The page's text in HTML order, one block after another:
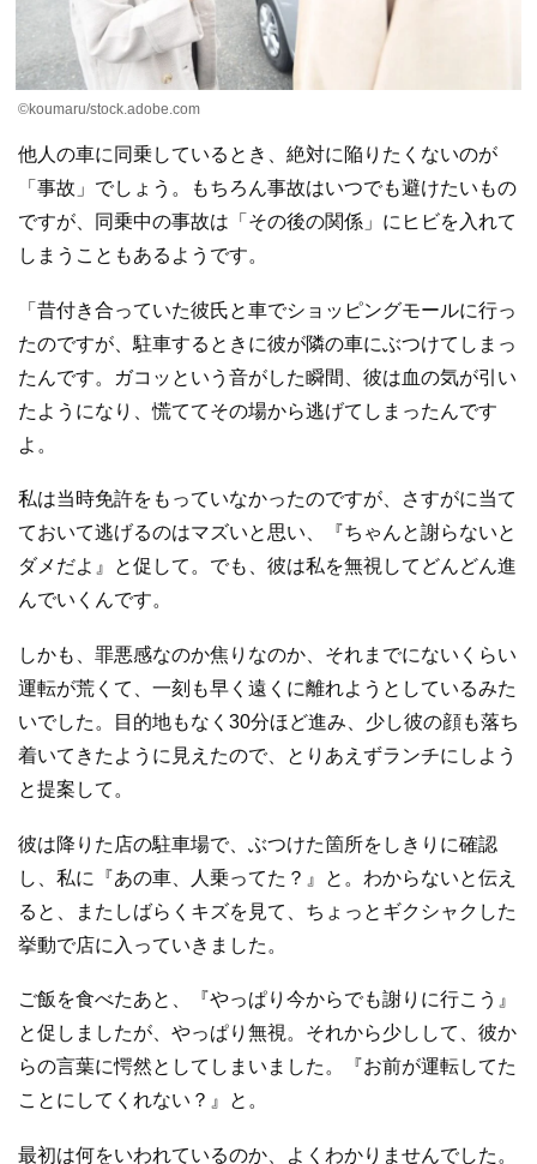
©koumaru/stock.adobe.com
他人の車に同乗しているとき、絶対に陥りたくないのが
「事故」でしょう。もちろん事故はいつでも避けたいもの
ですが、同乗中の事故は「その後の関係」にヒビを入れて
しまうこともあるようです。
「昔付き合っていた彼氏と車でショッピングモールに行っ
たのですが、駐車するときに彼が隣の車にぶつけてしまっ
たんです。ガコッという音がした瞬間、彼は血の気が引い
たようになり、慌ててその場から逃げてしまったんです
よ。
私は当時免許をもっていなかったのですが、さすがに当て
ておいて逃げるのはマズいと思い、『ちゃんと謝らないと
ダメだよ』と促して。でも、彼は私を無視してどんどん進
んでいくんです。
しかも、罪悪感なのか焦りなのか、それまでにないくらい
運転が荒くて、一刻も早く遠くに離れようとしているみた
いでした。目的地もなく30分ほど進み、少し彼の顔も落ち
着いてきたように見えたので、とりあえずランチにしよう
と提案して。
彼は降りた店の駐車場で、ぶつけた箇所をしきりに確認
し、私に『あの車、人乗ってた？』と。わからないと伝え
ると、またしばらくキズを見て、ちょっとギクシャクした
挙動で店に入っていきました。
ご飯を食べたあと、『やっぱり今からでも謝りに行こう』
と促しましたが、やっぱり無視。それから少しして、彼か
らの言葉に愕然としてしまいました。『お前が運転してた
ことにしてくれない？』と。
最初は何をいわれているのか、よくわかりませんでした。